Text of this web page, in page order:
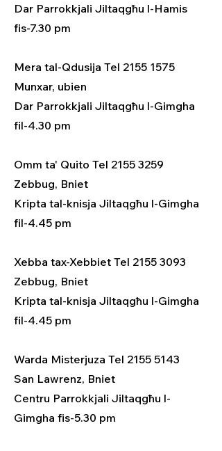
Dar Parrokkjali Jiltaqgħu l-Hamis
fis-7.30 pm
Mera tal-Qdusija Tel 2155 1575
Munxar, ubien
Dar Parrokkjali Jiltaqgħu l-Gimgha
fil-4.30 pm
Omm ta' Quito Tel 2155 3259
Zebbug, Bniet
Kripta tal-knisja Jiltaqgħu l-Gimgha
fil-4.45 pm
Xebba tax-Xebbiet Tel 2155 3093
Zebbug, Bniet
Kripta tal-knisja Jiltaqgħu l-Gimgha
fil-4.45 pm
Warda Misterjuza Tel 2155 5143
San Lawrenz, Bniet
Centru Parrokkjali Jiltaqgħu l-
Gimgha fis-5.30 pm